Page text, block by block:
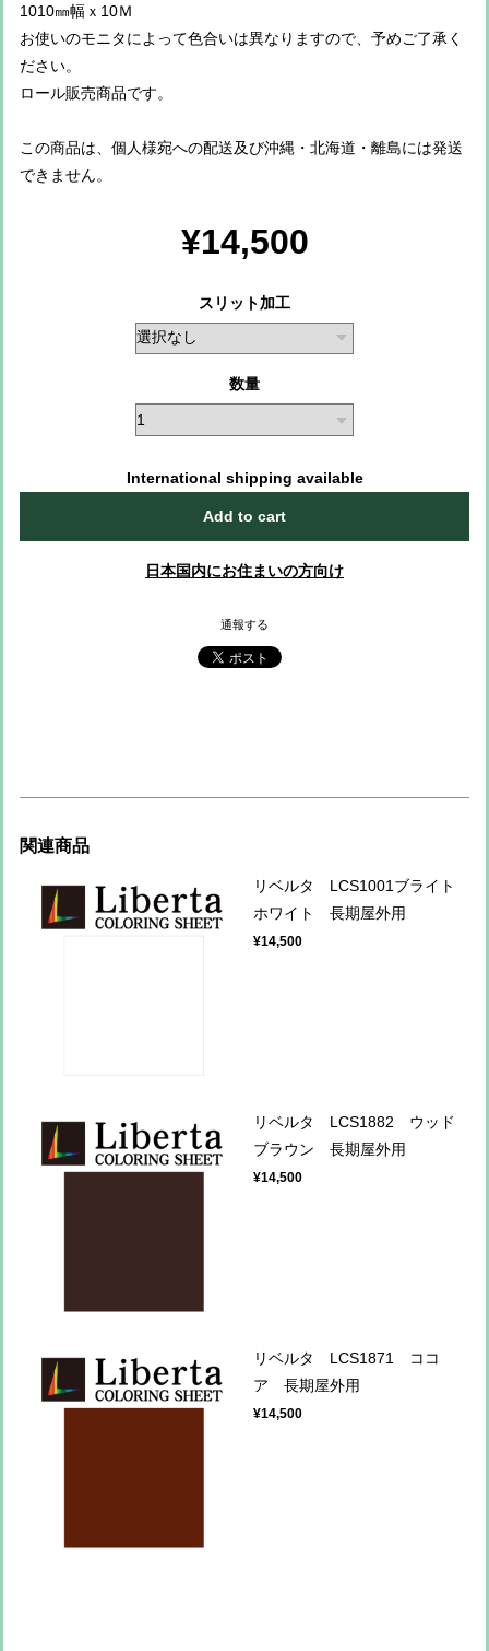
1010㎜幅ｘ10Ｍ
お使いのモニタによって色合いは異なりますので、予めご了承く
ださい。
ロール販売商品です。
この商品は、個人様宛への配送及び沖縄・北海道・離島には発送
できません。
¥14,500
スリット加工
数量
International shipping available
Add to cart
日本国内にお住まいの方向け
通報する
関連商品
リベルタ LCS1001ブライト
ホワイト 長期屋外用
¥14,500
リベルタ LCS1882 ウッド
ブラウン 長期屋外用
¥14,500
リベルタ LCS1871 ココ
ア 長期屋外用
¥14,500